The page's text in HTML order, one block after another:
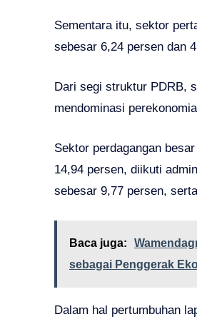
Sementara itu, sektor
sebesar 6,24 persen dan
Dari segi struktur PDRB,
mendominasi
Sektor perdagangan
14,94 persen, diikuti
sebesar 9,77 persen,
Baca juga:
sebagai Penggerak
Dalam hal pertumbuhan